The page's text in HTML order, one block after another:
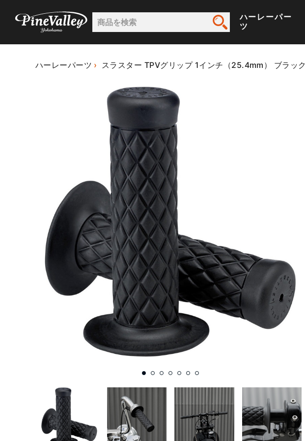
ハーレーパー
ツ
ハーレーパーツ スラスター TPVグリップ 1インチ（25.4mm） ブラック